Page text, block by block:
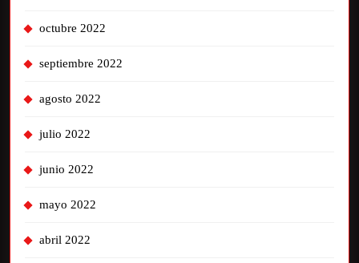
octubre 2022
septiembre 2022
agosto 2022
julio 2022
junio 2022
mayo 2022
abril 2022